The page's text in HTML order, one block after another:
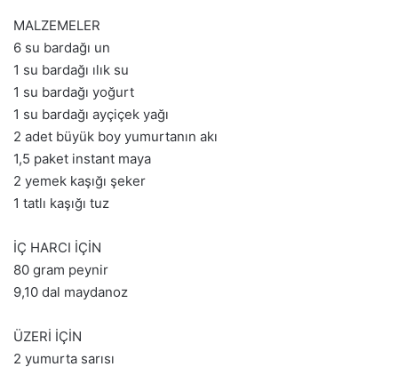
MALZEMELER
6 su bardağı un
1 su bardağı ılık su
1 su bardağı yoğurt
1 su bardağı ayçiçek yağı
2 adet büyük boy yumurtanın akı
1,5 paket instant maya
2 yemek kaşığı şeker
1 tatlı kaşığı tuz
İÇ HARCI İÇİN
80 gram peynir
9,10 dal maydanoz
ÜZERİ İÇİN
2 yumurta sarısı